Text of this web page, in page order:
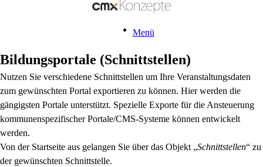
Menü
Bildungsportale (Schnittstellen)
Nutzen Sie verschiedene Schnittstellen um Ihre Veranstaltungsdaten
zum gewünschten Portal exportieren zu können. Hier werden die
gängigsten Portale unterstützt. Spezielle Exporte für die Ansteuerung
kommunenspezifischer Portale/CMS-Systeme können entwickelt
werden.
Von der Startseite aus gelangen Sie über das Objekt „Schnittstellen“ zu
der gewünschten Schnittstelle.